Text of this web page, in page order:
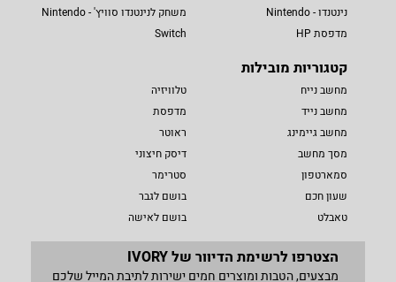
נינטנדו - Nintendo
מדפסת HP
משחק לנינטנדו סוויץ' - Nintendo
Switch
קטגוריות מובילות
מחשב נייח
מחשב נייד
מחשב גיימינג
מסך מחשב
סמארטפון
שעון חכם
טאבלט
טלוויזיה
מדפסת
ראוטר
דיסק חיצוני
סטרימר
בושם לגבר
בושם לאישה
הצטרפו לרשימת הדיוור של IVORY
מבצעים, הטבות ומוצרים חמים ישירות לתיבת המייל שלכם